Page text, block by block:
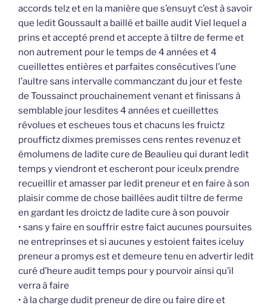
accords telz et en la manière que s’ensuyt c’est à savoir
que ledit Goussault a baillé et baille audit Viel lequel a
prins et accepté prend et accepte à tiltre de ferme et
non autrement pour le temps de 4 années et 4
cueillettes entières et parfaites consécutives l’une
l’aultre sans intervalle commanczant du jour et feste
de Toussainct prouchainement venant et finissans à
semblable jour lesdites 4 années et cueillettes
révolues et escheues tous et chacuns les fruictz
prouffictz dixmes premisses cens rentes revenuz et
émolumens de ladite cure de Beaulieu qui durant ledit
temps y viendront et escheront pour iceulx prendre
recueillir et amasser par ledit preneur et en faire à son
plaisir comme de chose baillées audit tiltre de ferme
en gardant les droictz de ladite cure à son pouvoir
• sans y faire en souffrir estre faict aucunes poursuites
ne entreprinses et si aucunes y estoient faites iceluy
preneur a promys est et demeure tenu en advertir ledit
curé d’heure audit temps pour y pourvoir ainsi qu’il
verra à faire
• à la charge dudit preneur de dire ou faire dire et